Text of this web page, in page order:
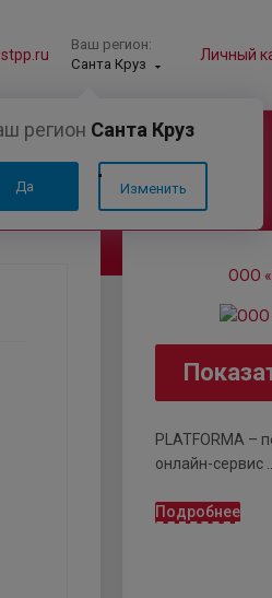
Личный
Ваш регион:
Санта Круз
регион Санта Круз
Да Изменить
ООО
PLATFORMA –
онлайн-сервис ...
Подробнее